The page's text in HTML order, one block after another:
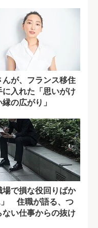
んが、フランス移住
に入れた「思いがけ
の広がり」
場で損な役回りばか
」 住職が語る、つ
ない仕事からの抜け